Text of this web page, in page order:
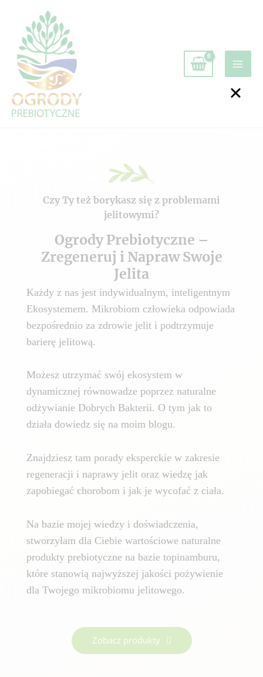
Czy Ty też borykasz się z problemami
jelitowymi?
Ogrody Prebiotyczne –
Zregeneruj i Napraw Swoje
Jelita
Każdy z nas jest indywidualnym, inteligentnym
Ekosystemem. Mikrobiom człowieka odpowiada
bezpośrednio za zdrowie jelit i podtrzymuje
barierę jelitową.
Możesz utrzymać swój ekosystem w
dynamicznej równowadze poprzez naturalne
odżywianie Dobrych Bakterii. O tym jak to
działa dowiedz się na moim blogu.
Znajdziesz tam porady eksperckie w zakresie
regeneracji i naprawy jelit oraz wiedzę jak
zapobiegać chorobom i jak je wycofać z ciała.
Na bazie mojej wiedzy i doświadczenia,
stworzyłam dla Ciebie wartościowe naturalne
produkty prebiotyczne na bazie topinamburu,
które stanowią najwyższej jakości pożywienie
dla Twojego mikrobiomu jelitowego.
Zobacz produkty